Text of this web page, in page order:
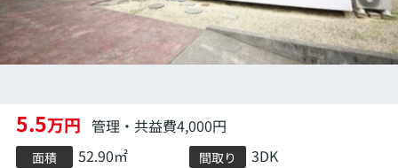
5.5万円 管理・共益費4,000円
面積 52.90㎡ 間取り 3DK